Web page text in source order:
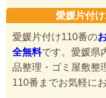
愛媛片付
愛媛片付け110番の
全無料です。愛媛県
品整理・ゴミ屋敷整
110番までお気軽に